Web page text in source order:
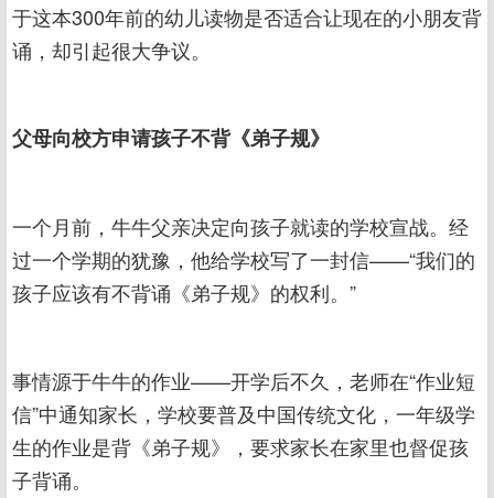
于这本300年前的幼儿读物是否适合让现在的小朋友背
诵，却引起很大争议。
父母向校方申请孩子不背《弟子规》
一个月前，牛牛父亲决定向孩子就读的学校宣战。经
过一个学期的犹豫，他给学校写了一封信——“我们的
孩子应该有不背诵《弟子规》的权利。”
事情源于牛牛的作业——开学后不久，老师在“作业短
信”中通知家长，学校要普及中国传统文化，一年级学
生的作业是背《弟子规》，要求家长在家里也督促孩
子背诵。